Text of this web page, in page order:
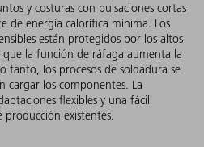
y costuras con pulsaciones cortas
de energía calorífica mínima. Los
están protegidos por los altos
que la función de ráfaga aumenta la
tanto, los procesos de soldadura se
cargar los componentes. La
flexibles y una fácil
existentes.